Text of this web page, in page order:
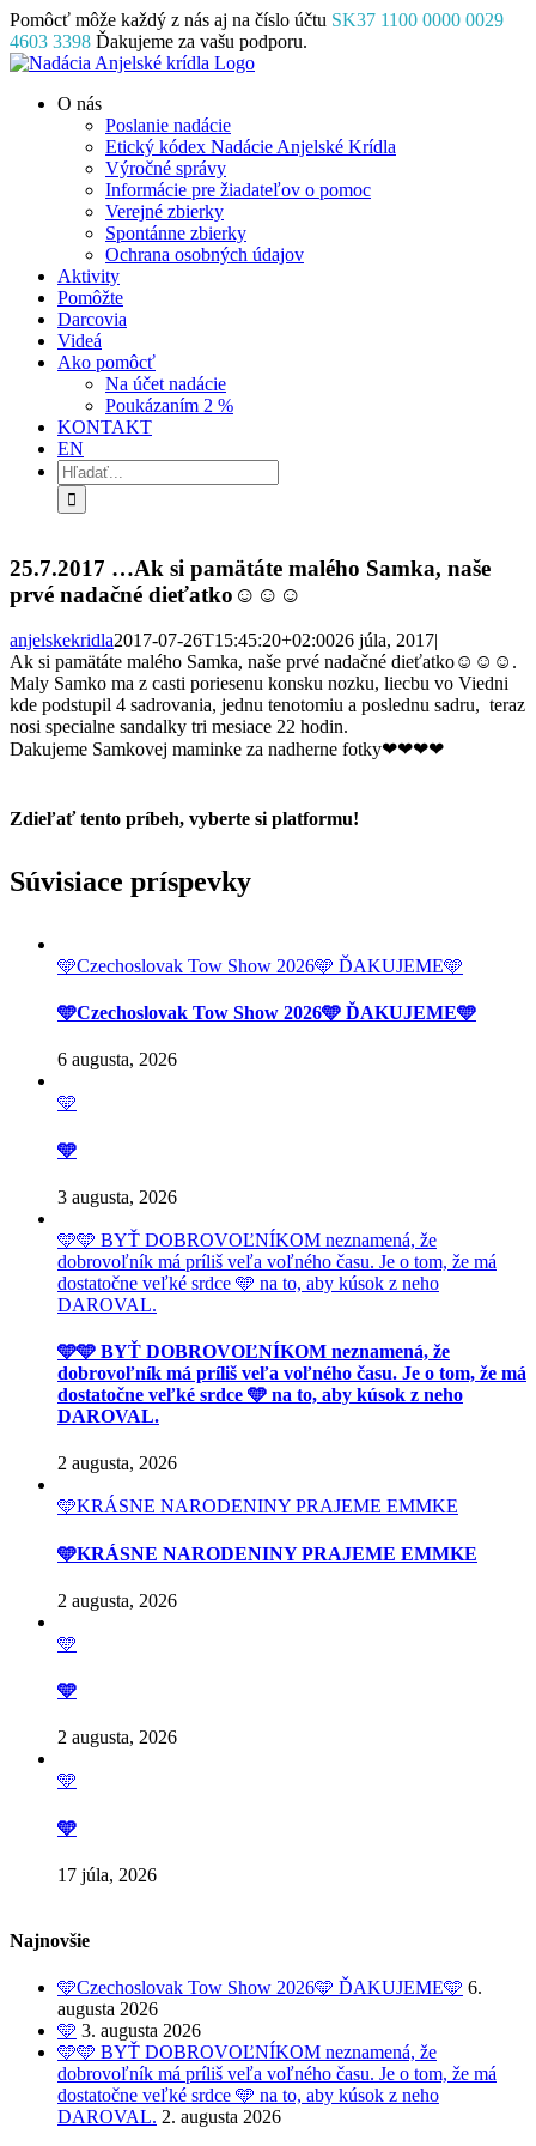
Skip
to
content
Pomôcť môže každý z nás aj na číslo účtu SK37 1100 0000 0029
4603 3398 Ďakujeme za vašu podporu.
Facebook
Instagram
YouTube
O nás
Poslanie nadácie
Etický kódex Nadácie Anjelské Krídla
Výročné správy
Informácie pre žiadateľov o pomoc
Verejné zbierky
Spontánne zbierky
Ochrana osobných údajov
Aktivity
Pomôžte
Darcovia
Videá
Ako pomôcť
Na účet nadácie
Poukázaním 2 %
KONTAKT
EN
Hľadať:
25.7.2017 …Ak si pamätáte malého Samka, naše
prvé nadačné dieťatko☺☺☺
anjelskekridla2017-07-26T15:45:20+02:0026 júla, 2017|
Ak si pamätáte malého Samka, naše prvé nadačné dieťatko☺☺☺.
Maly Samko ma z casti poriesenu konsku nozku, liecbu vo Viedni
kde podstupil 4 sadrovania, jednu tenotomiu a poslednu sadru, teraz
nosi specialne sandalky tri mesiace 22 hodin.
Dakujeme Samkovej maminke za nadherne fotky❤❤❤❤
Zdieľať tento príbeh, vyberte si platformu!
Súvisiace príspevky
🩵Czechoslovak Tow Show 2026🩵 ĎAKUJEME🩵
🩵Czechoslovak Tow Show 2026🩵 ĎAKUJEME🩵
6 augusta, 2026
🩵
🩵
3 augusta, 2026
🩵🩵 BYŤ DOBROVOĽNÍKOM neznamená, že
dobrovoľník má príliš veľa voľného času. Je o tom, že má
dostatočne veľké srdce 🩵 na to, aby kúsok z neho
DAROVAL.
🩵🩵 BYŤ DOBROVOĽNÍKOM neznamená, že
dobrovoľník má príliš veľa voľného času. Je o tom, že má
dostatočne veľké srdce 🩵 na to, aby kúsok z neho
DAROVAL.
2 augusta, 2026
🩵KRÁSNE NARODENINY PRAJEME EMMKE
🩵KRÁSNE NARODENINY PRAJEME EMMKE
2 augusta, 2026
🩵
🩵
2 augusta, 2026
🩵
🩵
17 júla, 2026
Najnovšie
🩵Czechoslovak Tow Show 2026🩵 ĎAKUJEME🩵 6.
augusta 2026
🩵 3. augusta 2026
🩵🩵 BYŤ DOBROVOĽNÍKOM neznamená, že
dobrovoľník má príliš veľa voľného času. Je o tom, že má
dostatočne veľké srdce 🩵 na to, aby kúsok z neho
DAROVAL. 2. augusta 2026